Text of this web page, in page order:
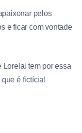
pelos
e ficar com vontade
Lorelai tem por essa
é fictícia!